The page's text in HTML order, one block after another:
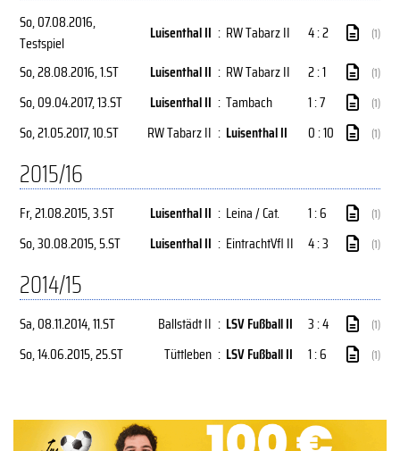
So, 07.08.2016,
Testspiel
Luisenthal II : RW Tabarz II 4 : 2 (1)
So, 28.08.2016, 1.ST Luisenthal II : RW Tabarz II 2 : 1 (1)
So, 09.04.2017, 13.ST Luisenthal II : Tambach 1 : 7 (1)
So, 21.05.2017, 10.ST RW Tabarz II : Luisenthal II 0 : 10 (1)
2015/16
Fr, 21.08.2015, 3.ST Luisenthal II : Leina / Cat. 1 : 6 (1)
So, 30.08.2015, 5.ST Luisenthal II : EintrachtVfl II 4 : 3 (1)
2014/15
Sa, 08.11.2014, 11.ST Ballstädt II : LSV Fußball II 3 : 4 (1)
So, 14.06.2015, 25.ST Tüttleben : LSV Fußball II 1 : 6 (1)